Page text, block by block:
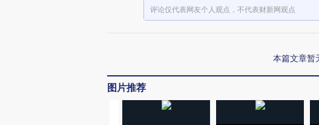
评论仅代表网友个人观点，不代表财新网观点
本篇文章暂
图片推荐